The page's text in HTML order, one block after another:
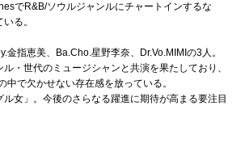
でR&B/ソウルジャンルにチャートインするな
る。
金指恵美、Ba.Cho.星野李奈、Dr.Vo.MIMIの3人。
・世代のミュージシャンと共演を果たしており、
中で欠かせない存在感を放っている。
女」。今後のさらなる躍進に期待が高まる要注目